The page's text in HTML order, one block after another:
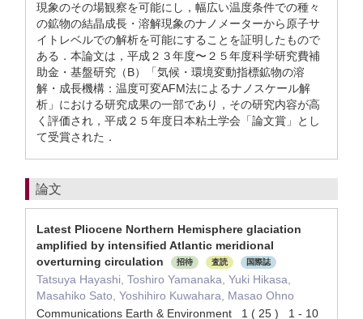
現象のその場観察を可能にし，幅広い温度条件での種々
の鉱物の結晶成長・溶解現象のナノメーターから原子サ
イトレベルでの解析を可能にすることを証明したもので
ある．本論文は，平成２３年度〜２５年度科学研究費補
助金・基盤研究（B）「気候・環境変動指標鉱物の溶
解・成長機構：温度可変AFM法によるナノスケール解
析」における研究成果の一部であり，その研究内容が高
く評価され，平成２５年度日本粘土学会「論文賞」とし
て受賞された．
論文
Latest Pliocene Northern Hemisphere glaciation
amplified by intensified Atlantic meridional
overturning circulation
招待 査読 国際誌
Tatsuya Hayashi, Toshiro Yamanaka, Yuki Hikasa,
Masahiko Sato, Yoshihiro Kuwahara, Masao Ohno
Communications Earth & Environment 1 ( 25 ) 1 - 10